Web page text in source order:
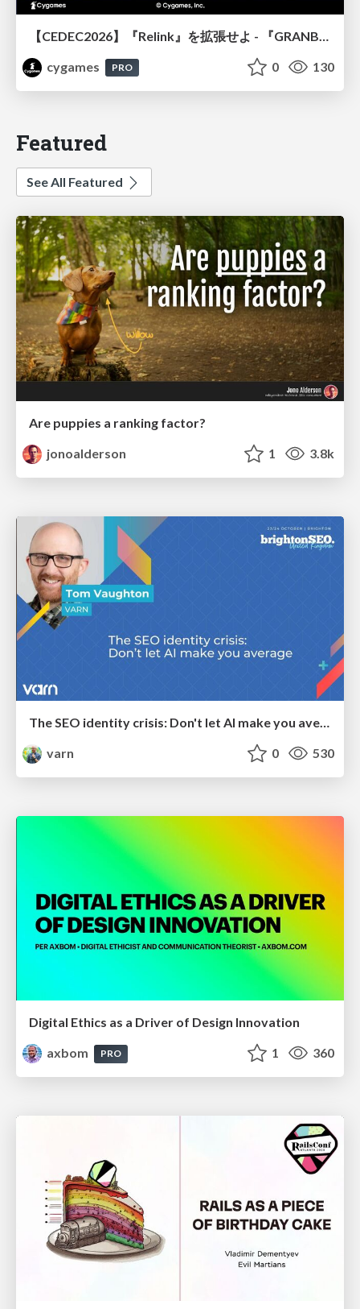
【CEDEC2026】『Relink』を拡張せよ - 『GRANBLUE FANTASY: Relink - Endless Ragnarok』の開発速度と品質を守るCI運用
cygames
PRO 0 130
Featured
See All Featured
Are puppies a ranking factor?
jonoalderson
1 3.8k
The SEO identity crisis: Don't let AI make you average
varn
0 530
Digital Ethics as a Driver of Design Innovation
axbom
PRO 1 360